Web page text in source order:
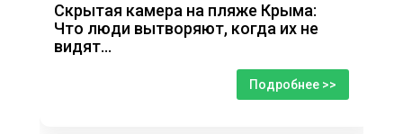
Скрытая камера на пляже Крыма:
Что люди вытворяют, когда их не
видят...
Подробнее >>